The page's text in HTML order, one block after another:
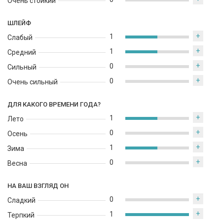
ШЛЕЙФ
Слабый
Средний
Сильный
Очень сильный
1 +
1 +
0 +
0 +
ДЛЯ КАКОГО ВРЕМЕНИ ГОДА?
Лето
Осень
Зима
Весна
1 +
0 +
1 +
0 +
НА ВАШ ВЗГЛЯД ОН
Сладкий
Терпкий
0 +
1 +